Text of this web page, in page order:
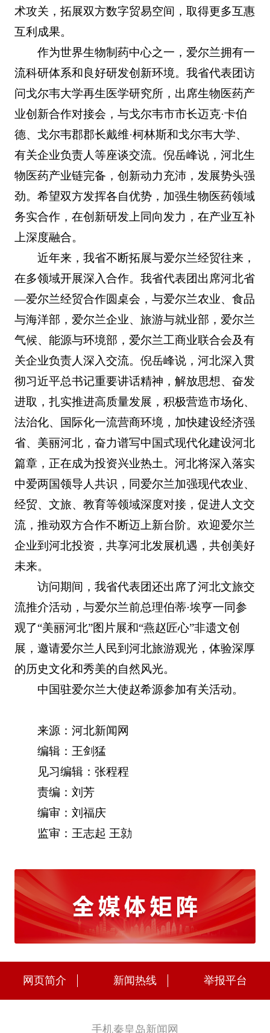
术攻关，拓展双方数字贸易空间，取得更多互惠
互利成果。
作为世界生物制药中心之一，爱尔兰拥有一
流科研体系和良好研发创新环境。我省代表团访
问戈尔韦大学再生医学研究所，出席生物医药产
业创新合作对接会，与戈尔韦市市长迈克·卡伯
德、戈尔韦郡郡长戴维·柯林斯和戈尔韦大学、
有关企业负责人等座谈交流。倪岳峰说，河北生
物医药产业链完备，创新动力充沛，发展势头强
劲。希望双方发挥各自优势，加强生物医药领域
务实合作，在创新研发上同向发力，在产业互补
上深度融合。
近年来，我省不断拓展与爱尔兰经贸往来，
在多领域开展深入合作。我省代表团出席河北省
—爱尔兰经贸合作圆桌会，与爱尔兰农业、食品
与海洋部，爱尔兰企业、旅游与就业部，爱尔兰
气候、能源与环境部，爱尔兰工商业联合会及有
关企业负责人深入交流。倪岳峰说，河北深入贯
彻习近平总书记重要讲话精神，解放思想、奋发
进取，扎实推进高质量发展，积极营造市场化、
法治化、国际化一流营商环境，加快建设经济强
省、美丽河北，奋力谱写中国式现代化建设河北
篇章，正在成为投资兴业热土。河北将深入落实
中爱两国领导人共识，同爱尔兰加强现代农业、
经贸、文旅、教育等领域深度对接，促进人文交
流，推动双方合作不断迈上新台阶。欢迎爱尔兰
企业到河北投资，共享河北发展机遇，共创美好
未来。
访问期间，我省代表团还出席了河北文旅交
流推介活动，与爱尔兰前总理伯蒂·埃亨一同参
观了“美丽河北”图片展和“燕赵匠心”非遗文创
展，邀请爱尔兰人民到河北旅游观光，体验深厚
的历史文化和秀美的自然风光。
中国驻爱尔兰大使赵希源参加有关活动。
来源：河北新闻网
编辑：王剑猛
见习编辑：张程程
责编：刘芳
编审：刘福庆
监审：王志起 王勍
网页简介 新闻热线 举报平台
手机秦皇岛新闻网